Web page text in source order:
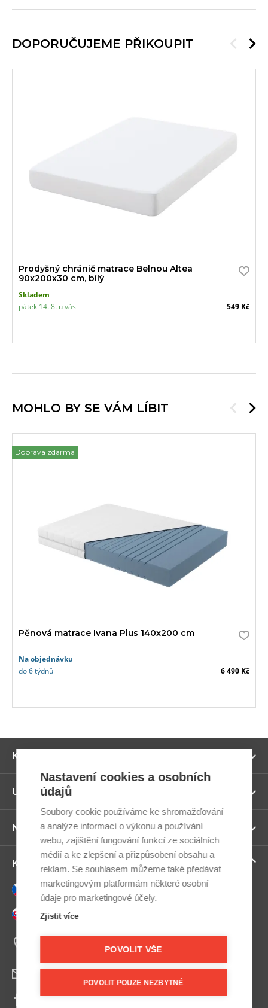
DOPORUČUJEME PŘIKOUPIT
Prodyšný chránič matrace Belnou Altea
90x200x30 cm, bílý
Skladem
pátek 14. 8. u vás
549 Kč
MOHLO BY SE VÁM LÍBIT
Doprava zdarma
Pěnová matrace Ivana Plus 140x200 cm
Na objednávku
do 6 týdnů
6 490 Kč
Kategorie
Užitečné odkazy
Newsletter
Kontaktujte nás
Česky
Slovensky
+420 607 800 100
Facebook
Nastavení cookies a osobních
údajů
Soubory cookie používáme ke shromažďování
a analýze informací o výkonu a používání
webu, zajištění fungování funkcí ze sociálních
médií a ke zlepšení a přizpůsobení obsahu a
reklam. Se souhlasem můžeme také předávat
marketingovým platformám některé osobní
údaje pro marketingové účely.
Zjistit více
POVOLIT VŠE
POVOLIT POUZE NEZBYTNÉ